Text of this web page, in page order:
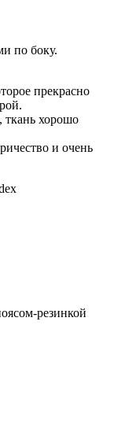
по боку.
прекрасно
ткань хорошо
и очень
резинкой